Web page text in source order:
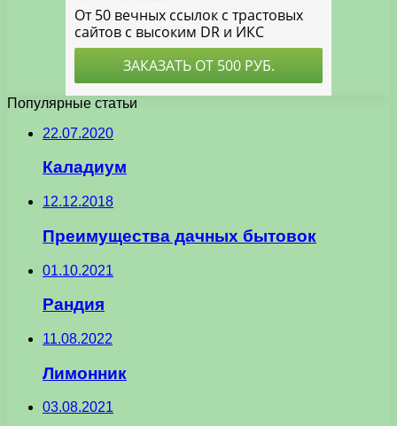
Популярные статьи
22.07.2020
Каладиум
12.12.2018
Преимущества дачных бытовок
01.10.2021
Рандия
11.08.2022
Лимонник
03.08.2021